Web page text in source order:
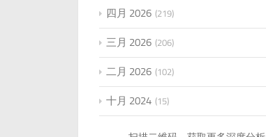
四月 2026 219
三月 2026 206
二月 2026 102
十月 2024 15